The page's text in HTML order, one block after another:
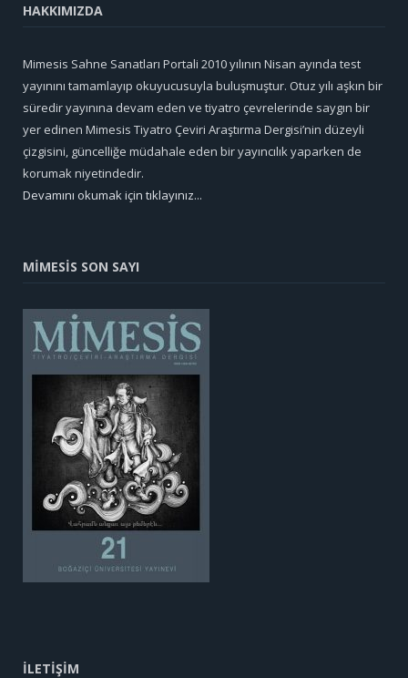
HAKKIMIZDA
Mimesis Sahne Sanatları Portali 2010 yılının Nisan ayında test
yayınını tamamlayıp okuyucusuyla buluşmuştur. Otuz yılı aşkın bir
süredir yayınına devam eden ve tiyatro çevrelerinde saygın bir
yer edinen Mimesis Tiyatro Çeviri Araştırma Dergisi’nin düzeyli
çizgisini, güncelliğe müdahale eden bir yayıncılık yaparken de
korumak niyetindedir.
Devamını okumak için tıklayınız...
MİMESİS SON SAYI
İLETİŞİM